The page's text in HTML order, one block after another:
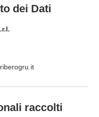
dei Dati
raccolti